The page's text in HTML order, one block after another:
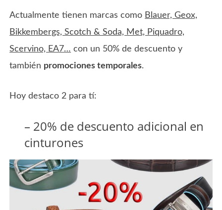
Actualmente tienen marcas como Blauer, Geox,
Bikkembergs, Scotch & Soda, Met, Piquadro,
Scervino, EA7… con un 50% de descuento y
también promociones temporales.
Hoy destaco 2 para tí:
– 20% de descuento adicional en
cinturones